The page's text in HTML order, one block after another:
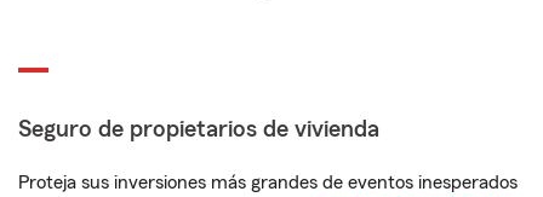
Seguro de propietarios de vivienda
Proteja sus inversiones más grandes de eventos inesperados